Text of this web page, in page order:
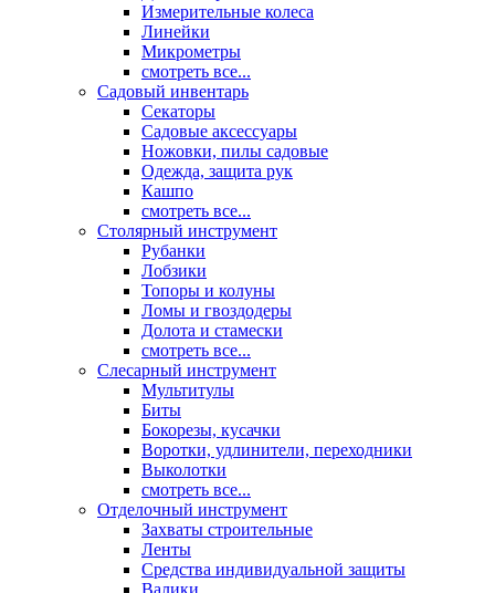
Измерительные колеса
Линейки
Микрометры
смотреть все...
Садовый инвентарь
Секаторы
Садовые аксессуары
Ножовки, пилы садовые
Одежда, защита рук
Кашпо
смотреть все...
Столярный инструмент
Рубанки
Лобзики
Топоры и колуны
Ломы и гвоздодеры
Долота и стамески
смотреть все...
Слесарный инструмент
Мультитулы
Биты
Бокорезы, кусачки
Воротки, удлинители, переходники
Выколотки
смотреть все...
Отделочный инструмент
Захваты строительные
Ленты
Средства индивидуальной защиты
Валики